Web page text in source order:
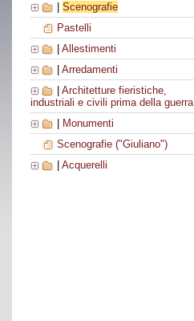
Scenografie
Pastelli
Allestimenti
Arredamenti
Architetture fieristiche,
industriali e civili prima della guerra
Monumenti
Scenografie ("Giuliano")
Acquerelli